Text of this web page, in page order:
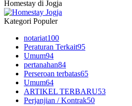
Homestay di Jogja
Kategori Populer
notariat100
Peraturan Terkait95
Umum94
pertanahan84
Perseroan terbatas65
Umum64
ARTIKEL TERBARU53
Perjanjian / Kontrak50